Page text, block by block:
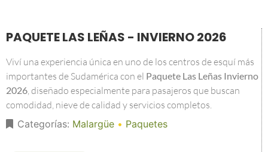
PAQUETE LAS LEÑAS - INVIERNO 2026
Viví una experiencia única en uno de los centros de esquí más
importantes de Sudamérica con el Paquete Las Leñas Invierno
2026, diseñado especialmente para pasajeros que buscan
comodidad, nieve de calidad y servicios completos.
Categorías: Malargüe • Paquetes